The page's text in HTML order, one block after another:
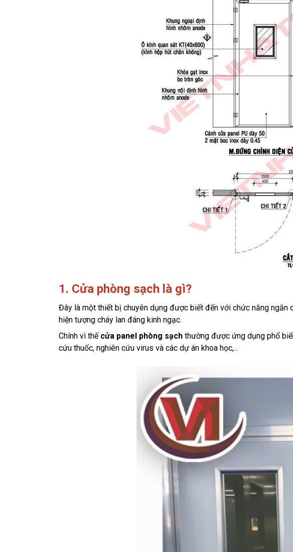
1. Cửa phòng sạch là gì?
Đây là một thiết bị chuyên dụng được biết đến với chức năng ngăn
hiện tượng cháy lan đáng kinh ngạc.
Chính vì thếcửa panel phòng sạch thường được ứng dụng phổ
cứu thuốc, nghiên cứu virus và các dự án khoa học,...